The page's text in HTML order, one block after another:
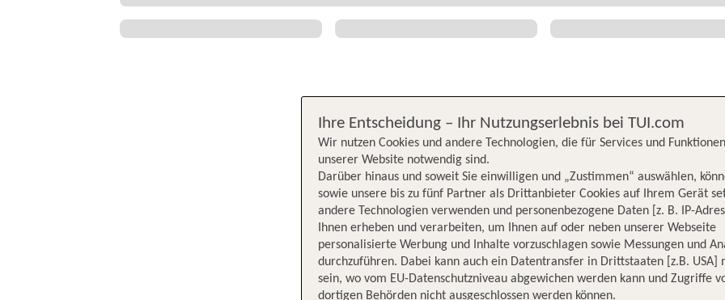
Ihre Entscheidung – Ihr Nutzungserlebnis bei TUI.com
Wir nutzen Cookies und andere Technologien, die für Services und
unserer Website notwendig sind.
Darüber hinaus und soweit Sie einwilligen und „Zustimmen“ auswählen,
sowie unsere bis zu fünf Partner als Drittanbieter Cookies auf Ihrem Gerät
andere Technologien verwenden und personenbezogene Daten [z. B. IP-
Ihnen erheben und verarbeiten, um Ihnen auf oder neben unserer Webseite
personalisierte Werbung und Inhalte vorzuschlagen sowie Messungen und
durchzuführen. Dabei kann auch ein Datentransfer in Drittstaaten [z.B. USA]
sein, wo vom EU-Datenschutzniveau abgewichen werden kann und Zugriffe
dortigen Behörden nicht ausgeschlossen werden können.